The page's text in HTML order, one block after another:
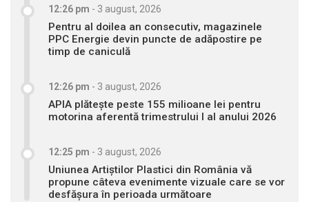
12:26 pm - 3 august, 2026
Pentru al doilea an consecutiv, magazinele
PPC Energie devin puncte de adăpostire pe
timp de caniculă
12:26 pm - 3 august, 2026
APIA plătește peste 155 milioane lei pentru
motorina aferentă trimestrului I al anului 2026
12:25 pm - 3 august, 2026
Uniunea Artiștilor Plastici din România vă
propune câteva evenimente vizuale care se vor
desfășura în perioada următoare